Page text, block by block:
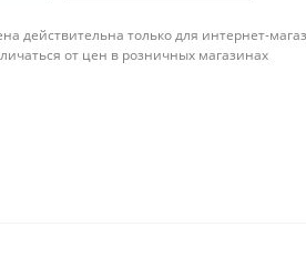
действительна только для интернет-
от цен в розничных магазинах